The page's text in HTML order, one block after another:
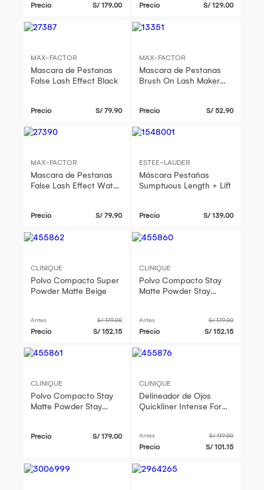
Precio S/ 179.00 Precio S/ 129.00
MAX-FACTOR
Mascara de Pestanas
False Lash Effect Black
Precio S/ 79.90
MAX-FACTOR
Mascara de Pestanas
Brush On Lash Maker
Precio S/ 52.90
MAX-FACTOR
Mascara de Pestanas
False Lash Effect Water
Precio S/ 79.90
ESTEE-LAUDER
Máscara Pestañas
Sumptuous Length + Lift
Precio S/ 139.00
CLINIQUE
Polvo Compacto Super
Powder Matte Beige
Antes S/ 179.00
Precio S/ 152.15
CLINIQUE
Polvo Compacto Stay
Matte Powder Stay
Antes S/ 179.00
Precio S/ 152.15
CLINIQUE
Polvo Compacto Stay
Matte Powder Stay
Precio S/ 179.00
CLINIQUE
Delineador de Ojos
Quickliner Intense For
Antes S/ 119.00
Precio S/ 101.15